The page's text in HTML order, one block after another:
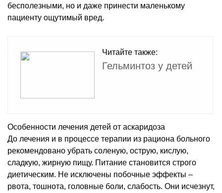
бесполезными, но и даже принести маленькому
пациенту ощутимый вред.
Читайте также:
Гельминтоз у детей
Особенности лечения детей от аскаридоза
До лечения и в процессе терапии из рациона больного
рекомендовано убрать соленую, острую, кислую,
сладкую, жирную пищу. Питание становится строго
диетическим. Не исключены побочные эффекты –
рвота, тошнота, головные боли, слабость. Они исчезнут,